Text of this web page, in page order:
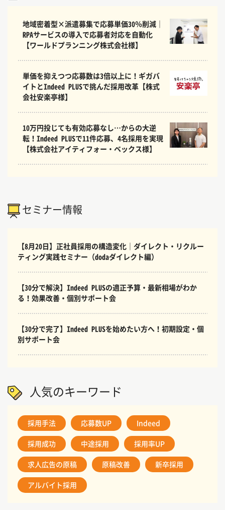
地域密着型×派遣募集で応募単価30％削減｜
RPAサービスの導入で応募者対応を自動化
【ワールドプランニング株式会社様】
単価を抑えつつ応募数は3倍以上に！ギガバ
イトとIndeed PLUSで挑んだ採用改革【株式
会社安楽亭様】
10万円投じても有効応募なし…からの大逆
転！Indeed PLUSで11件応募、4名採用を実現
【株式会社アイティフォー・ベックス様】
セミナー情報
【8月20日】正社員採用の構造変化｜ダイレクト・リクルー
ティング実践セミナー（dodaダイレクト編）
【30分で解決】Indeed PLUSの適正予算・最新相場がわか
る！効果改善・個別サポート会
【30分で完了】Indeed PLUSを始めたい方へ！初期設定・個
別サポート会
人気のキーワード
採用手法 応募数UP Indeed
採用成功 中途採用 採用率UP
求人広告の原稿 原稿改善 新卒採用
アルバイト採用